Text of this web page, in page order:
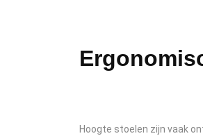
Hoogte stoelen zijn vaak